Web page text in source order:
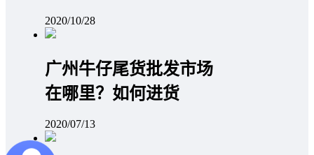
2020/10/28
广州牛仔尾货批发市场
在哪里？如何进货
2020/07/13